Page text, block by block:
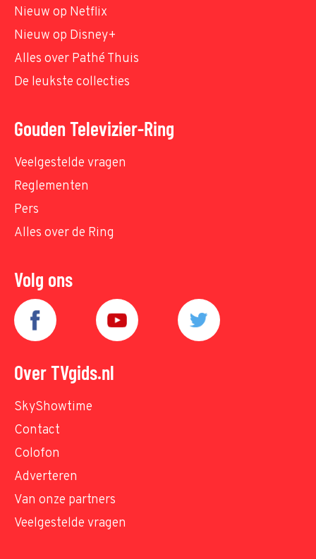
Nieuw op Netflix
Nieuw op Disney+
Alles over Pathé Thuis
De leukste collecties
Gouden Televizier-Ring
Veelgestelde vragen
Reglementen
Pers
Alles over de Ring
Volg ons
Over TVgids.nl
SkyShowtime
Contact
Colofon
Adverteren
Van onze partners
Veelgestelde vragen